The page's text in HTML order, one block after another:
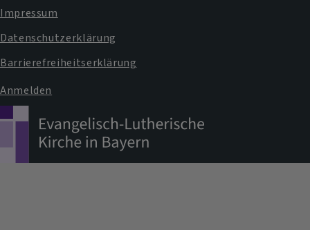
Impressum
Datenschutzerklärung
Barrierefreiheitserklärung
Benutzermenü
Anmelden